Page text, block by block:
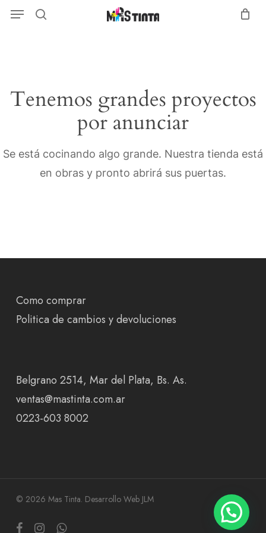
SkipMenu
Tenemos grandes proyectos
por anunciar
Se está cocinando algo grande. Nuestra tienda está
en obras y pronto abrirá sus puertas.
Como comprar
Politica de cambios y devoluciones
Belgrano 2514, Mar del Plata, Bs. As.
ventas@mastinta.com.ar
0223-603 8002
© 2026 Mas Tinta. Desarrollo Web JLM
facebookinstagramwhatsapp
Menu